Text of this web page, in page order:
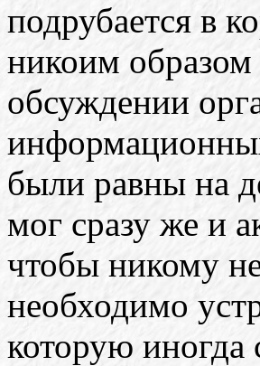
подрубается в
никоим образом
обсуждении
были равны на
мог сразу же и
чтобы никому
необходимо
которую